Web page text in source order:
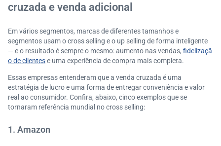
cruzada e venda adicional
Em vários segmentos, marcas de diferentes tamanhos e
segmentos usam o cross selling e o up selling de forma inteligente
— e o resultado é sempre o mesmo: aumento nas vendas, fidelizaçã
o de clientese uma experiência de compra mais completa.
Essas empresas entenderam que a venda cruzada é uma
estratégia de lucro e uma forma de entregar conveniência e valor
real ao consumidor. Confira, abaixo, cinco exemplos que se
tornaram referência mundial no cross selling:
1. Amazon